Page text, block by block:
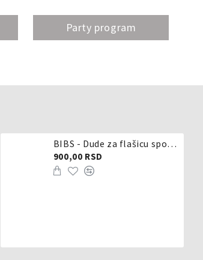
Party program
BIBS - Dude za flašicu sporijeg, srednjeg ili brzog protoka - silikon
900,00 RSD